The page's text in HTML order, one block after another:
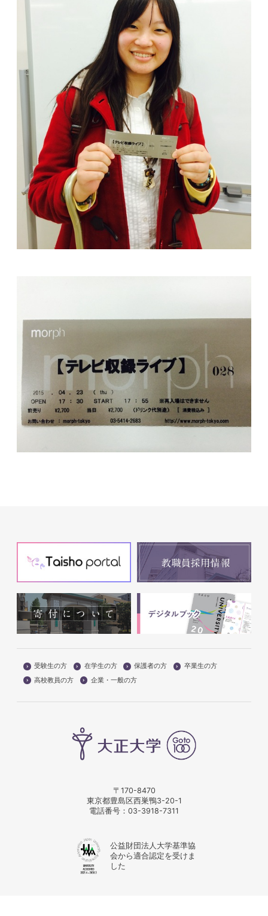
受験生の方 在学生の方 保護者の方
卒業生の方
高校教員の方
企業・一般の方
〒170-8470
東京都豊島区西巣鴨3-20-1
電話番号： 03-3918-7311
公益財団法人大学基準協
会から適合認定を受けま
した